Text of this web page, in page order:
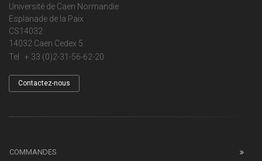
Université de Caen Normandie
Esplanade de la Paix
CS14032
14032 Caen Cedex 5
Tel : + 33 (0)2-31-56-62-20
Contactez-nous
COMMANDES